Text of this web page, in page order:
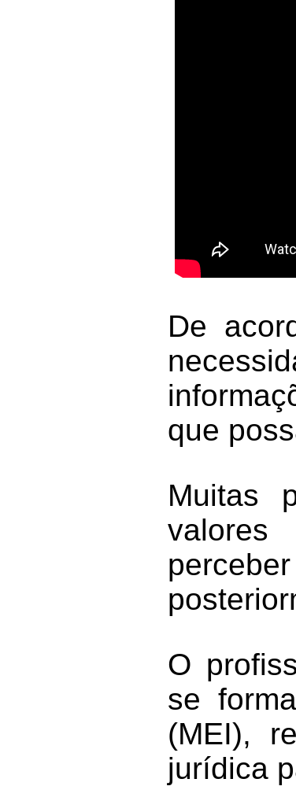
De
que
Muitas
valores
O
se
(MEI),
jurídica